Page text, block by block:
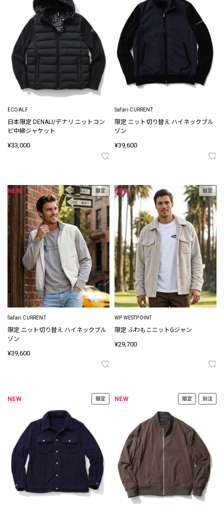
ECOALF
日本限定 DENALI/デナリ ニットコン
ビ中綿ジャケット
¥33,000
Safari CURRENT
限定 ニット切り替え ハイネックブル
ゾン
¥39,600
NEW 限定
Safari CURRENT
限定 ニット切り替え ハイネックブル
ゾン
¥39,600
NEW 限定
WP WESTPOINT
限定 ふわもこニットGジャン
¥29,700
NEW 限定 NEW 限定 別注